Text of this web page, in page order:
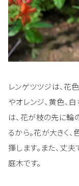
レンゲツツジは、花
やオレンジ、黄色、
は、花が枝の先に輪
るから。花が大きく
揮します。また、丈
庭木です。